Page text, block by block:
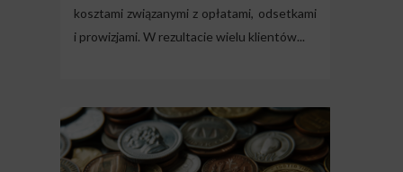
kosztami związanymi z opłatami, odsetkami
i prowizjami. W rezultacie wielu klientów...